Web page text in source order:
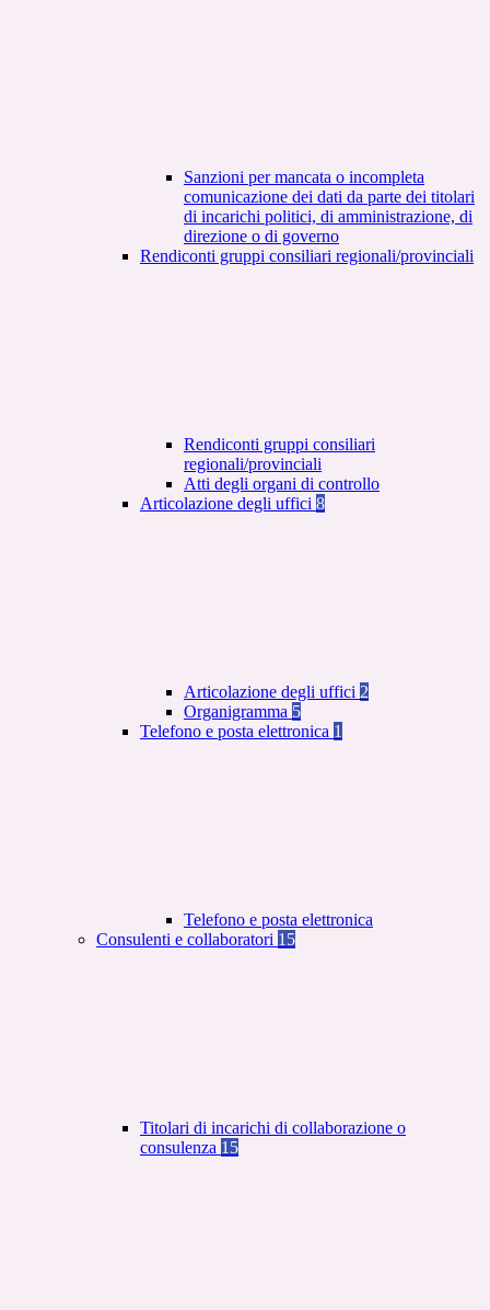
Sanzioni per mancata o incompleta
comunicazione dei dati da parte dei titolari
di incarichi politici, di amministrazione, di
direzione o di governo
Rendiconti gruppi consiliari regionali/provinciali
Rendiconti gruppi consiliari
regionali/provinciali
Atti degli organi di controllo
Articolazione degli uffici 8
Articolazione degli uffici 2
Organigramma 5
Telefono e posta elettronica 1
Telefono e posta elettronica
Consulenti e collaboratori 15
Titolari di incarichi di collaborazione o
consulenza 15